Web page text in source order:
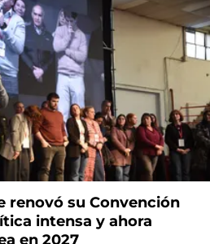
renovó su Convención
intensa y ahora
en 2027